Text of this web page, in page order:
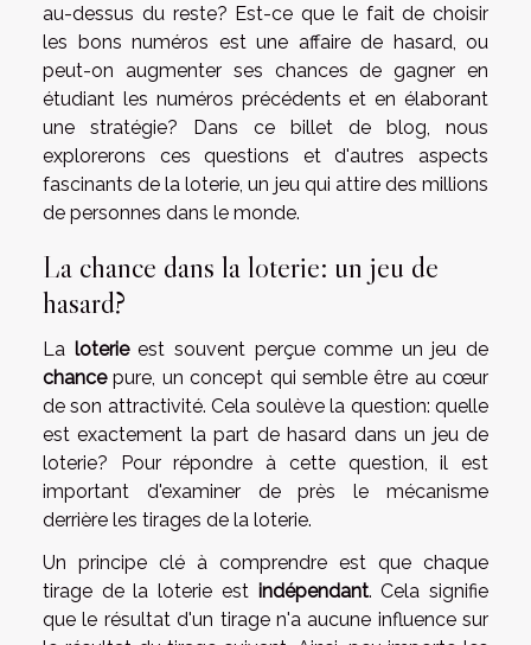
au-dessus du reste? Est-ce que le fait de choisir
les bons numéros est une affaire de hasard, ou
peut-on augmenter ses chances de gagner en
étudiant les numéros précédents et en élaborant
une stratégie? Dans ce billet de blog, nous
explorerons ces questions et d'autres aspects
fascinants de la loterie, un jeu qui attire des millions
de personnes dans le monde.
La chance dans la loterie: un jeu de
hasard?
La loterieest souvent perçue comme un jeu de
chancepure, un concept qui semble être au cœur
de son attractivité. Cela soulève la question: quelle
est exactement la part de hasard dans un jeu de
loterie? Pour répondre à cette question, il est
important d'examiner de près le mécanisme
derrière les tirages de la loterie.
Un principe clé à comprendre est que chaque
tirage de la loterie est indépendant. Cela signifie
que le résultat d'un tirage n'a aucune influence sur